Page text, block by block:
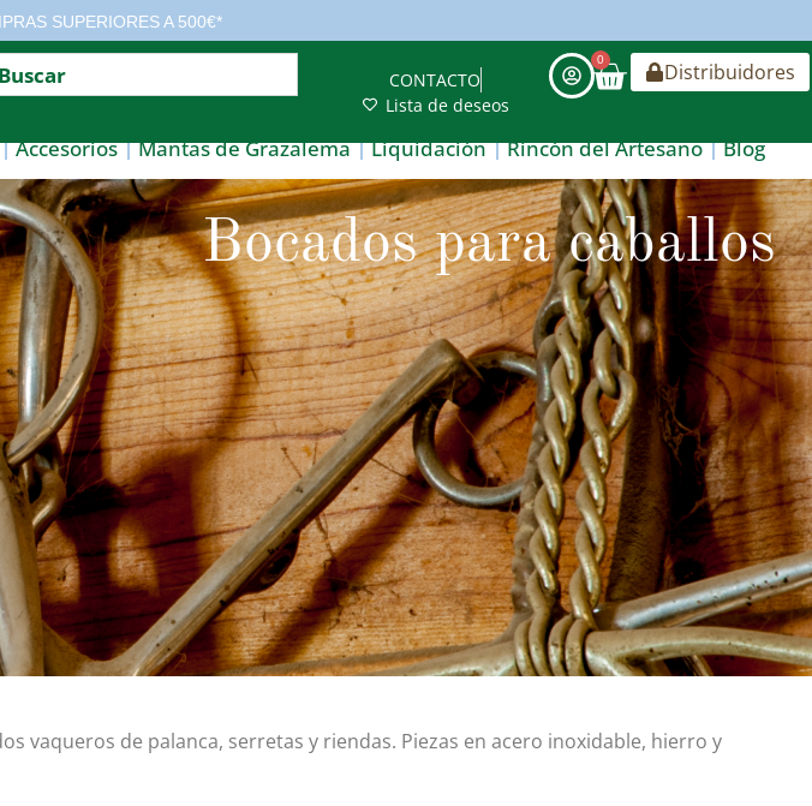
SUPERIORES A 500€*
CONTACTO
Lista de deseos
0 Distribuidores
Accesorios Mantas de Grazalema Liquidación Rincón del Artesano Blog
Bocados para caballos
vaqueros de palanca, serretas y riendas. Piezas en acero inoxidable, hierro y